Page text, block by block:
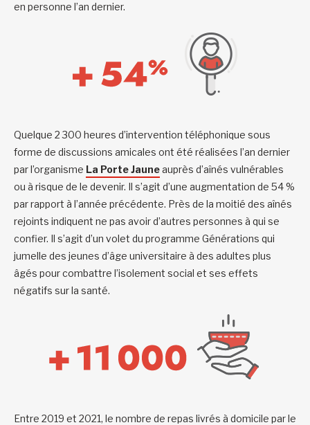
en personne l’an dernier.
Quelque 2 300 heures d’intervention téléphonique sous
forme de discussions amicales ont été réalisées l’an dernier
par l’organisme La Porte Jauneauprès d’aînés vulnérables
ou à risque de le devenir. Il s’agit d’une augmentation de 54 %
par rapport à l’année précédente. Près de la moitié des aînés
rejoints indiquent ne pas avoir d’autres personnes à qui se
confier. Il s’agit d’un volet du programme Générations qui
jumelle des jeunes d’âge universitaire à des adultes plus
âgés pour combattre l’isolement social et ses effets
négatifs sur la santé.
Entre 2019 et 2021, le nombre de repas livrés à domicile par le